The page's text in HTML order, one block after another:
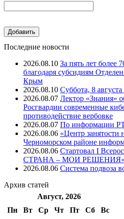
Последние новости
2026.08.10 За пять лет более
благодаря субсидиям
Крым
2026.08.10 Суббота, 8
2026.08.07 Лектор «Знания»
Росгвардии современные
противодействие вербовке
2026.08.07 ⁠По информации
2026.08.06 «Центр занятости
Черноморском районе
2026.08.06 Стартовал I
СТРАНА – МОИ РЕШЕНИЯ»
2026.08.06 Система подвоза
Архив статей
Август, 2026
Пн
Вт Ср Чт Пт Cб
Вс